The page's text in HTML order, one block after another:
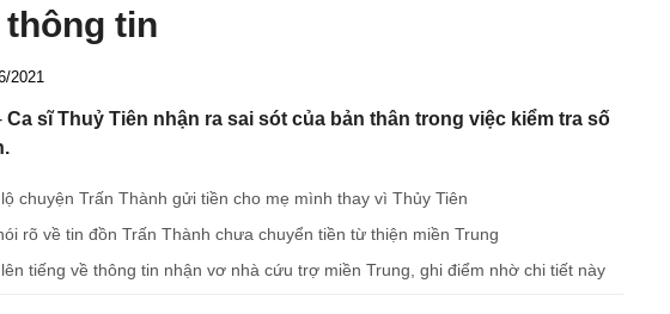
tin
2021
Ca sĩ Thuỷ Tiên nhận ra sai sót của bản thân trong việc kiểm tra số
chuyện Trấn Thành gửi tiền cho mẹ mình thay vì Thủy Tiên
rõ về tin đồn Trấn Thành chưa chuyển tiền từ thiện miền Trung
tiếng về thông tin nhận vơ nhà cứu trợ miền Trung, ghi điểm nhờ chi tiết này